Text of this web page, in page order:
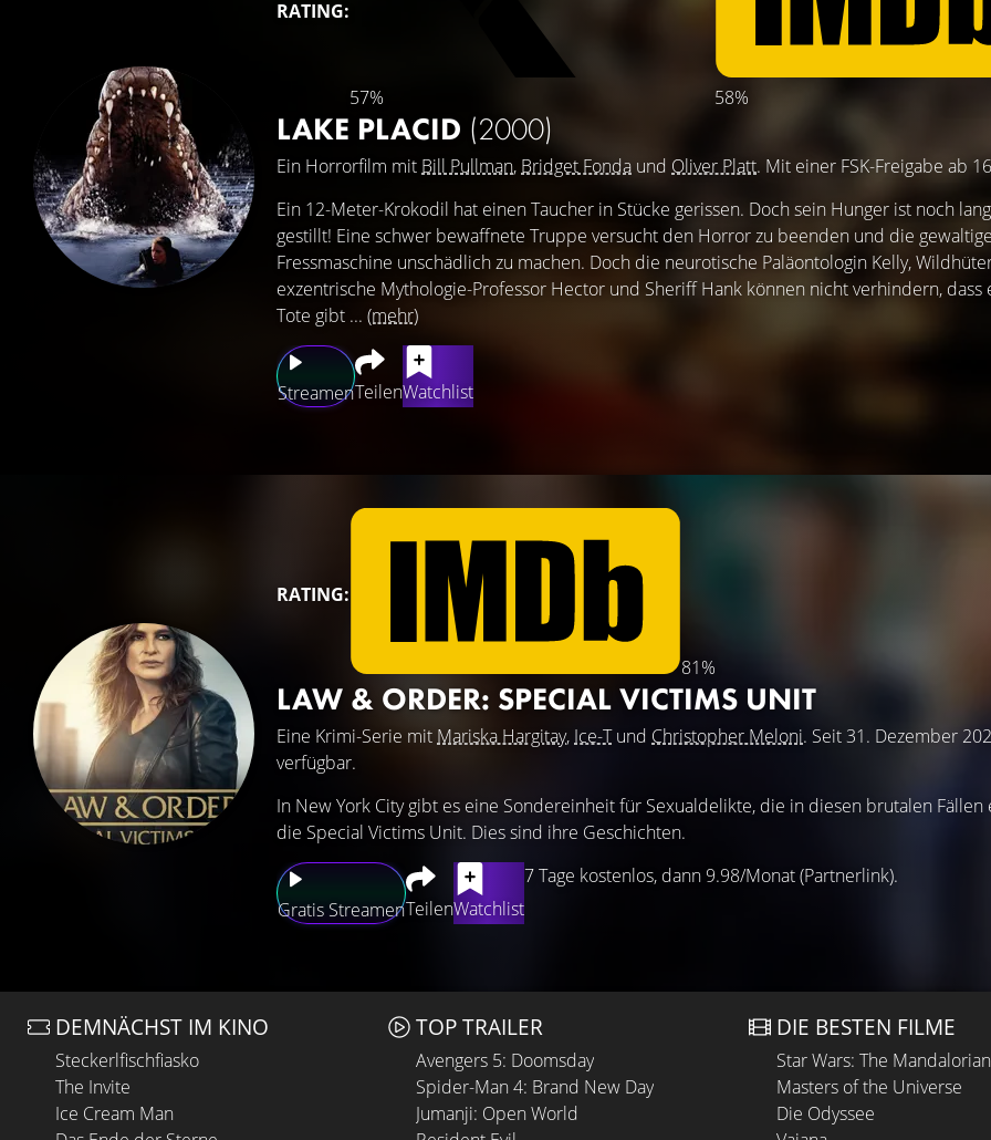
RATING:
57% 58%
LAKE PLACID (2000)
Ein Horrorfilm mit Bill Pullman, Bridget Fonda und Oliver Platt. Mit einer FSK-Freigabe ab
StreamenTeilenWatchlist
Ein 12-Meter-Krokodil hat einen Taucher in Stücke gerissen. Doch sein Hunger ist noch
gestillt! Eine schwer bewaffnete Truppe versucht den Horror zu beenden und die
Fressmaschine unschädlich zu machen. Doch die neurotische Paläontologin Kelly,
exzentrische Mythologie-Professor Hector und Sheriff Hank können nicht verhindern, dass
Tote gibt ... (mehr)
RATING:
81%
LAW & ORDER: SPECIAL VICTIMS UNIT
Eine Krimi-Serie mit Mariska Hargitay, Ice-Tund Christopher Meloni. Seit 31. Dezember
verfügbar.
Gratis StreamenTeilenWatchlist
7 Tage kostenlos, dann 9.98/Monat (Partnerlink).
In New York City gibt es eine Sondereinheit für Sexualdelikte, die in diesen brutalen
die Special Victims Unit. Dies sind ihre Geschichten.
DEMNÄCHST IM KINO
Steckerlfischfiasko
The Invite
Ice Cream Man
TOP TRAILER
Avengers 5: Doomsday
Spider-Man 4: Brand New Day
Jumanji: Open World
DIE BESTEN FILME
Star Wars: The
Masters of the Universe
Die Odyssee